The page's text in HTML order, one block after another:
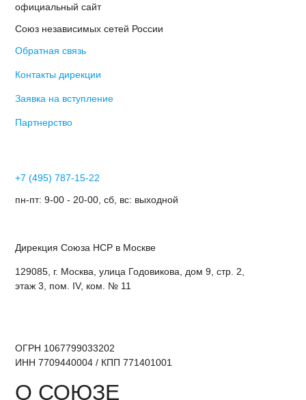
официальный сайт
Союз независимых сетей России
Обратная связь
Контакты дирекции
Заявка на вступление
Партнерство
+7 (495) 787-15-22
пн-пт: 9-00 - 20-00, сб, вс: выходной
Дирекция Cоюза НСР в Москве
129085, г. Москва, улица Годовикова, дом 9, стр. 2,
этаж 3, пом. IV, ком. № 11
ОГРН 1067799033202
ИНН 7709440004 / КПП 771401001
О СОЮЗЕ